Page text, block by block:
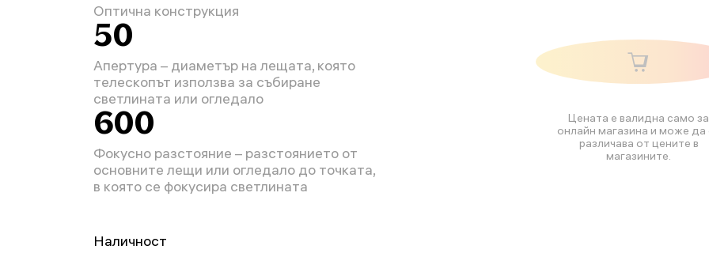
Цената е валидна само за
онлайн магазина и може да
различава от цените в
магазините.
Оптична конструкция
50
Апертура – диаметър на лещата, която
телескопът използва за събиране
светлината или огледало
600
Фокусно разстояние – разстоянието от
основните лещи или огледало до точката,
в която се фокусира светлината
Наличност